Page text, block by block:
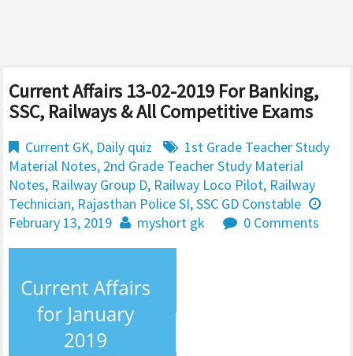
Current Affairs 13-02-2019 For Banking,
SSC, Railways & All Competitive Exams
Current GK, Daily quiz
1st Grade Teacher Study
Material Notes, 2nd Grade Teacher Study Material
Notes, Railway Group D, Railway Loco Pilot, Railway
Technician, Rajasthan Police SI,SSC GD Constable
February 13, 2019
myshort gk 0 Comments